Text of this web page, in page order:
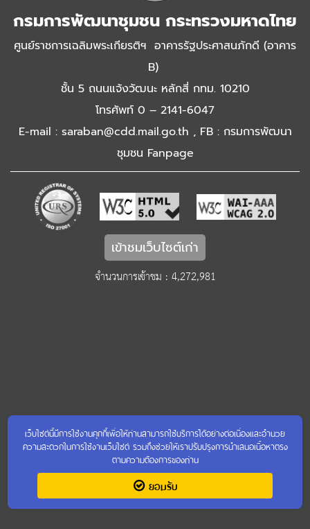
กรมการพัฒนาชุมชน กระทรวงมหาดไทย
ศูนย์ราชการเฉลิมพระเกียรติฯ อาคารรัฐประศาสนภักดี (อาคาร
B)
ชั้น 5 ถนนแจ้งวัฒนะ หลักสี่ กทม. 10210
โทรศัพท์ 0 – 2141-6047
E-mail : saraban@cdd.mail.go.th , FB : กรมการพัฒนา
ชุมชน Fanpage
เข้าชมเว็บไซต์เก่า
จำนวนการเข้าชม : 4,272,981
เว็บไซต์นี้มีการใช้งานคุกกี้เพื่อให้ท่านสามารถใช้บริการได้อย่างต่อเนื่องและอำนวย
ความสะดวกในการใช้งานเว็บไซต์ รวมถึงช่วยให้เราปรับปรุงการนำเสนอเนื้อหาตรง
ตามความต้องการของท่าน
ยอมรับ